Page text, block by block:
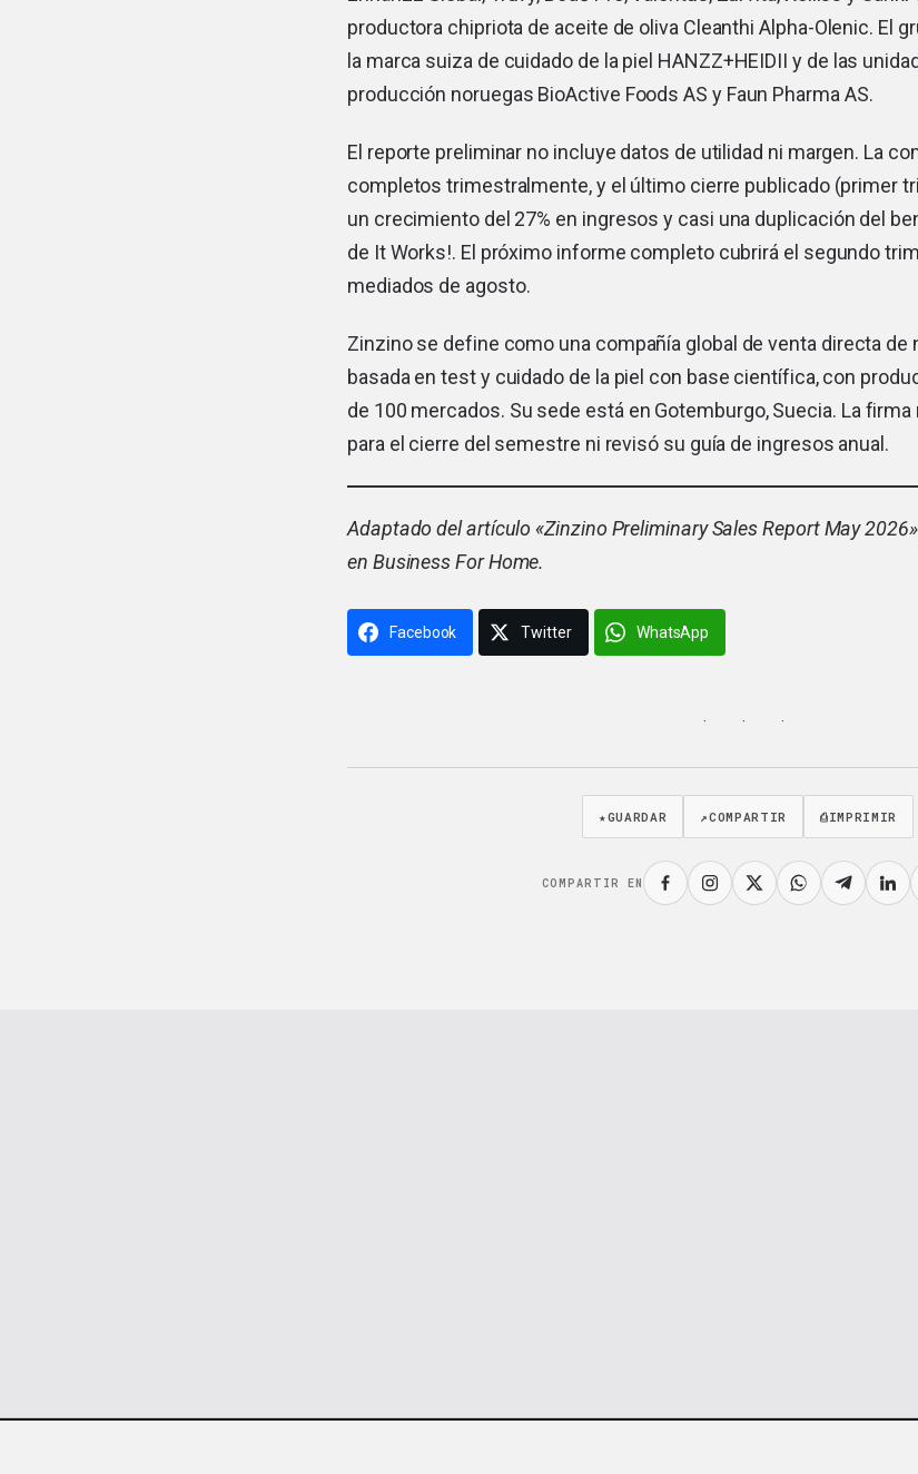
productora chipriota de aceite de oliva Cleanthi Alpha-Olenic. El
la marca suiza de cuidado de la piel HANZZ+HEIDII y de las
producción noruegas BioActive Foods AS y Faun Pharma AS.
El reporte preliminar no incluye datos de utilidad ni margen. La
completos trimestralmente, y el último cierre publicado (primer
un crecimiento del 27% en ingresos y casi una duplicación del
de It Works!. El próximo informe completo cubrirá el segundo
mediados de agosto.
Zinzino se define como una compañía global de venta directa de
basada en test y cuidado de la piel con base científica, con
de 100 mercados. Su sede está en Gotemburgo, Suecia. La
para el cierre del semestre ni revisó su guía de ingresos anual.
Adaptado del artículo «Zinzino Preliminary Sales Report May 2026
en Business For Home.
Facebook Twitter WhatsApp
· · ·
★GUARDAR ↗COMPARTIR ⎙IMPRIMIR
COMPARTIR EN